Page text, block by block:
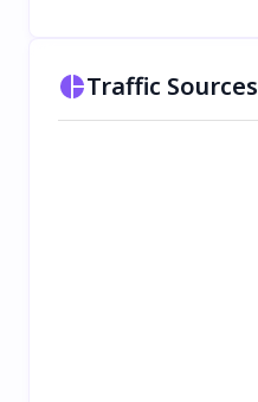
Traffic Sources